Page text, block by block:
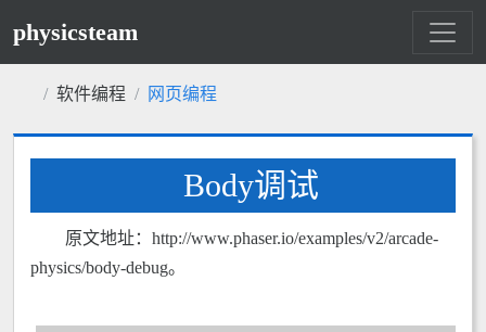
physicsteam
软件编程 网页编程
Body调试
原文地址：http://www.phaser.io/examples/v2/arcade-
physics/body-debug。